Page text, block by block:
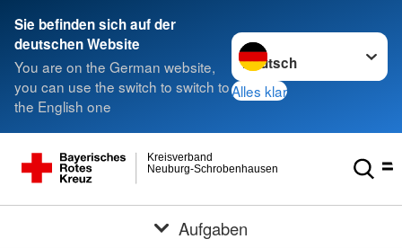
Sie befinden sich auf der
deutschen Website
You are on the German website,
you can use the switch to switch to
the English one
Sprache wechseln zu
Alles klar
Neuburg-Schrobenhausen
Kreisverband
Aufgaben